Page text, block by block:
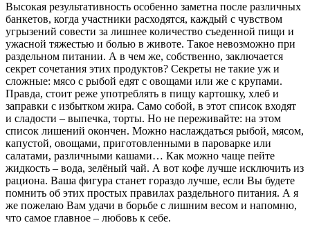
Высокая результативность особенно заметна после различных
банкетов, когда участники расходятся, каждый с чувством
угрызений совести за лишнее количество съеденной пищи и
ужасной тяжестью и болью в животе. Такое невозможно при
раздельном питании. А в чем же, собственно, заключается
секрет сочетания этих продуктов? Секреты не такие уж и
сложные: мясо с рыбой едят с овощами или же с крупами.
Правда, стоит реже употреблять в пищу картошку, хлеб и
заправки с избытком жира. Само собой, в этот список входят
и сладости – выпечка, торты. Но не переживайте: на этом
список лишений окончен. Можно наслаждаться рыбой, мясом,
капустой, овощами, приготовленными в пароварке или
салатами, различными кашами… Как можно чаще пейте
жидкость – вода, зелёный чай. А вот кофе лучше исключить из
рациона. Ваша фигура станет гораздо лучше, если Вы будете
помнить об этих простых правилах раздельного питания. А я
же пожелаю Вам удачи в борьбе с лишним весом и напомню,
что самое главное – любовь к себе.